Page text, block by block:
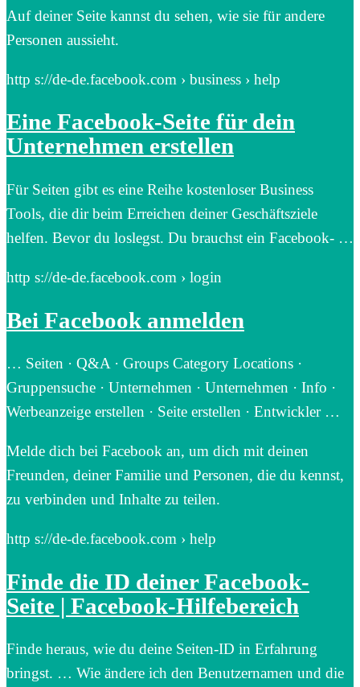
Auf deiner Seite kannst du sehen, wie sie für andere
Personen aussieht.
http s://de-de.facebook.com › business › help
Eine Facebook-Seite für dein
Unternehmen erstellen
Für Seiten gibt es eine Reihe kostenloser Business
Tools, die dir beim Erreichen deiner Geschäftsziele
helfen. Bevor du loslegst. Du brauchst ein Facebook- …
http s://de-de.facebook.com › login
Bei Facebook anmelden
… Seiten · Q&A · Groups Category Locations ·
Gruppensuche · Unternehmen · Unternehmen · Info ·
Werbeanzeige erstellen · Seite erstellen · Entwickler …
Melde dich bei Facebook an, um dich mit deinen
Freunden, deiner Familie und Personen, die du kennst,
zu verbinden und Inhalte zu teilen.
http s://de-de.facebook.com › help
Finde die ID deiner Facebook-
Seite | Facebook-Hilfebereich
Finde heraus, wie du deine Seiten-ID in Erfahrung
bringst. … Wie ändere ich den Benutzernamen und die